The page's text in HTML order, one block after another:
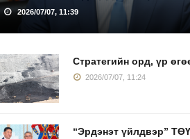
2026/07/07, 11:39
Стратегийн орд, үр
2026/07/07, 11:24
“Эрдэнэт үйлдвэр”